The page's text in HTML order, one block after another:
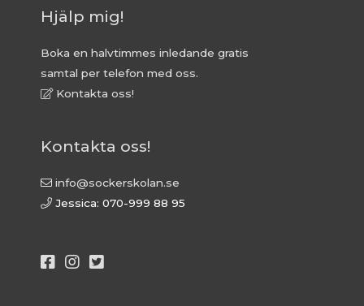
Hjälp mig!
Boka en halvtimmes inledande gratis
samtal per telefon med oss.
Kontakta oss!
Kontakta oss!
info@sockerskolan.se
Jessica: 070-999 88 95